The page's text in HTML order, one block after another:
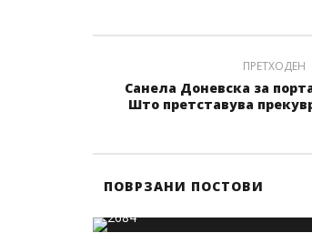
ПРЕТХОДЕН
Санела Доневска за
Што претставува
ПОВРЗАНИ ПОСТОВИ